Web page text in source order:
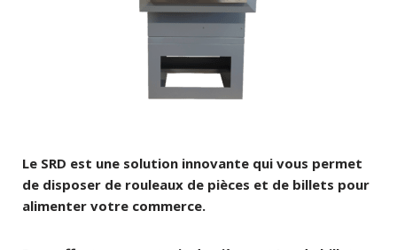
Le SRD est une solution innovante qui vous permet
de disposer de rouleaux de pièces et de billets pour
alimenter votre commerce.